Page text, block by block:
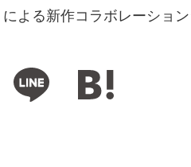
よる新作コラボレーショ